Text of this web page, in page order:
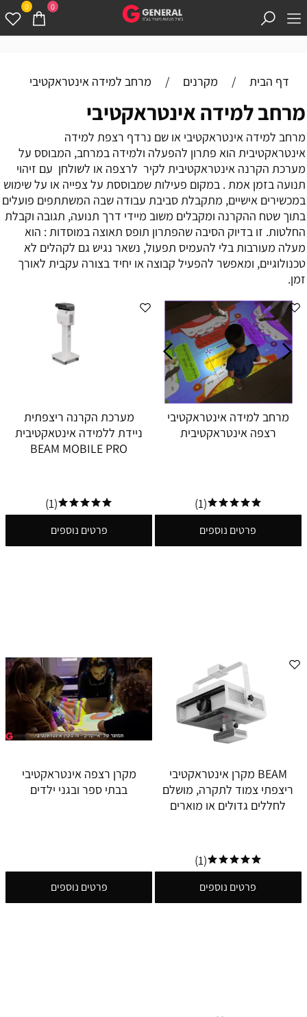
0 0
דף הבית / מקרנים / מרחב למידה אינטראקטיבי
מרחב למידה אינטראקטיבי
מרחב למידה אינטראקטיבי או שם נרדף רצפת למידה
אינטראקטיבית הוא פתרון להפעלה ולמידה במרחב, המבוסס על
מערכת הקרנה אינטראקטיבית לקיר לרצפה או לשולחן עם זיהוי
תנועה בזמן אמת . במקום פעילות שמבוססת על צפייה או על שימוש
במכשירים אישיים, מתקבלת סביבת עבודה שבה המשתתפים פועלים
בתוך שטח ההקרנה ומקבלים משוב מיידי דרך תנועה, תגובה וקבלת
החלטות. זו בדיוק הסיבה שהפתרון תופס תאוצה במוסדות : הוא
מעלה מעורבות בלי להעמיס תפעול, נשאר נגיש גם לקהלים לא
טכנולוגיים, ומאפשר להפעיל קבוצה או יחיד בצורה עקבית לאורך
זמן.
מרחב למידה אינטראקטיבי
רצפה אינטראקטיבית
(1)
פרטים נוספים
מערכת הקרנה ריצפתית
ניידת ללמידה אינטאקטיבית
BEAM MOBILE PRO
(1)
פרטים נוספים
BEAM מקרן אינטראקטיבי
ריצפתי צמוד לתקרה, מושלם
לחללים גדולים או מוארים
(1)
פרטים נוספים
מקרן רצפה אינטראקטיבי
בבתי ספר ובגני ילדים
פרטים נוספים